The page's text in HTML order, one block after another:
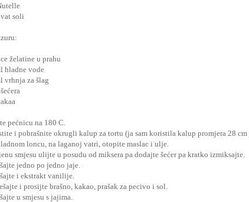
soli
želatine u prahu
hladne vode
vrhnja za šlag
pećnicu na 180 C.
i pobrašnite okrugli kalup za tortu (ja sam koristila kalup promjera 28 cm
loncu, na laganoj vatri, otopite maslac i ulje.
smjesu ulijte u posudu od miksera pa dodajte šećer pa kratko izmiksajte.
jedno po jedno jaje.
i ekstrakt vanilije.
i prosijte brašno, kakao, prašak za pecivo i sol.
u smjesu s jajima.